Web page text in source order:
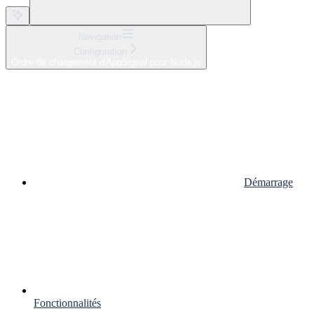
Démarrage
Fonctionnalités